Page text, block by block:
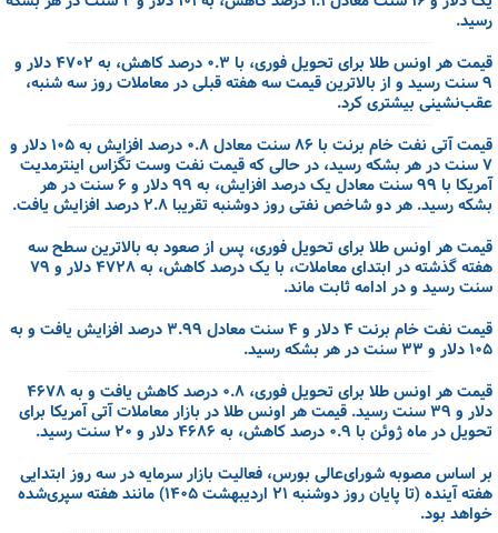
رسید.
قیمت هر اونس طلا برای تحویل فوری، با ۰.۳ درصد کاهش، به ۴۷۰۲ دلار و
۹ سنت رسید و از بالاترین قیمت سه هفته قبلی در معاملات روز سه شنبه،
عقب‌نشینی بیشتری کرد.
قیمت آتی نفت خام برنت با ۸۶ سنت معادل ۰.۸ درصد افزایش به ۱۰۵ دلار و
۷ سنت در هر بشکه رسید، در حالی که قیمت نفت وست تگزاس اینترمدیت
آمریکا با ۹۹ سنت معادل یک درصد افزایش، به ۹۹ دلار و ۶ سنت در هر
بشکه رسید. هر دو شاخص نفتی روز دوشنبه تقریبا ۲.۸ درصد افزایش یافت.
قیمت هر اونس طلا برای تحویل فوری، پس از صعود به بالاترین سطح سه
هفته گذشته در ابتدای معاملات، با یک درصد کاهش، به ۴۷۲۸ دلار و ۷۹
سنت رسید و در ادامه ثابت ماند.
قیمت نفت خام برنت ۴ دلار و ۴ سنت معادل ۳.۹۹ درصد افزایش یافت و به
۱۰۵ دلار و ۳۳ سنت در هر بشکه رسید.
قیمت هر اونس طلا برای تحویل فوری، ۰.۸ درصد کاهش یافت و به ۴۶۷۸
دلار و ۳۹ سنت رسید. قیمت هر اونس طلا در بازار معاملات آتی آمریکا برای
تحویل در ماه ژوئن با ۰.۹ درصد کاهش، به ۴۶۸۶ دلار و ۲۰ سنت رسید.
بر اساس مصوبه شورای‌عالی بورس، فعالیت بازار سرمایه در سه روز ابتدایی
هفته آینده (تا پایان روز دوشنبه ۲۱ اردیبهشت ۱۴۰۵) مانند هفته سپری‌شده
خواهد بود.